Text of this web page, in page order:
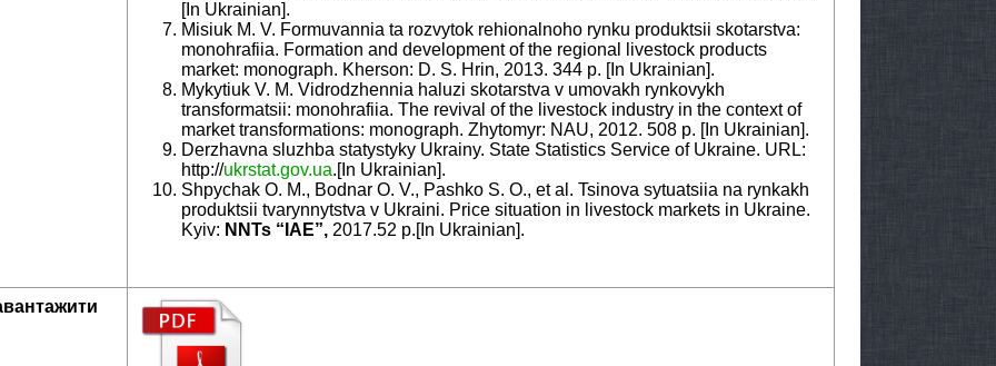
[In Ukrainian].
Misiuk M. V. Formuvannia ta rozvytok rehionalnoho rynku produktsii skotarstva:
monohrafiia. Formation and development of the regional livestock products
market: monograph. Kherson: D. S. Hrin, 2013. 344 р. [In Ukrainian].
Mykytiuk V. M. Vidrodzhennia haluzi skotarstva v umovakh rynkovykh
transformatsii: monohrafiia. The revival of the livestock industry in the context of
market transformations: monograph. Zhytomyr: NAU, 2012. 508 р. [In Ukrainian].
Derzhavna sluzhba statystyky Ukrainy. State Statistics Service of Ukraine. URL:
http://ukrstat.gov.ua.[In Ukrainian].
Shpychak O. M., Bodnar O. V., Pashko S. O., et al. Tsinova sytuatsiia na rynkakh
produktsii tvarynnytstva v Ukraini. Price situation in livestock markets in Ukraine.
Kyiv: NNTs “IAE”, 2017.52 р.[In Ukrainian].